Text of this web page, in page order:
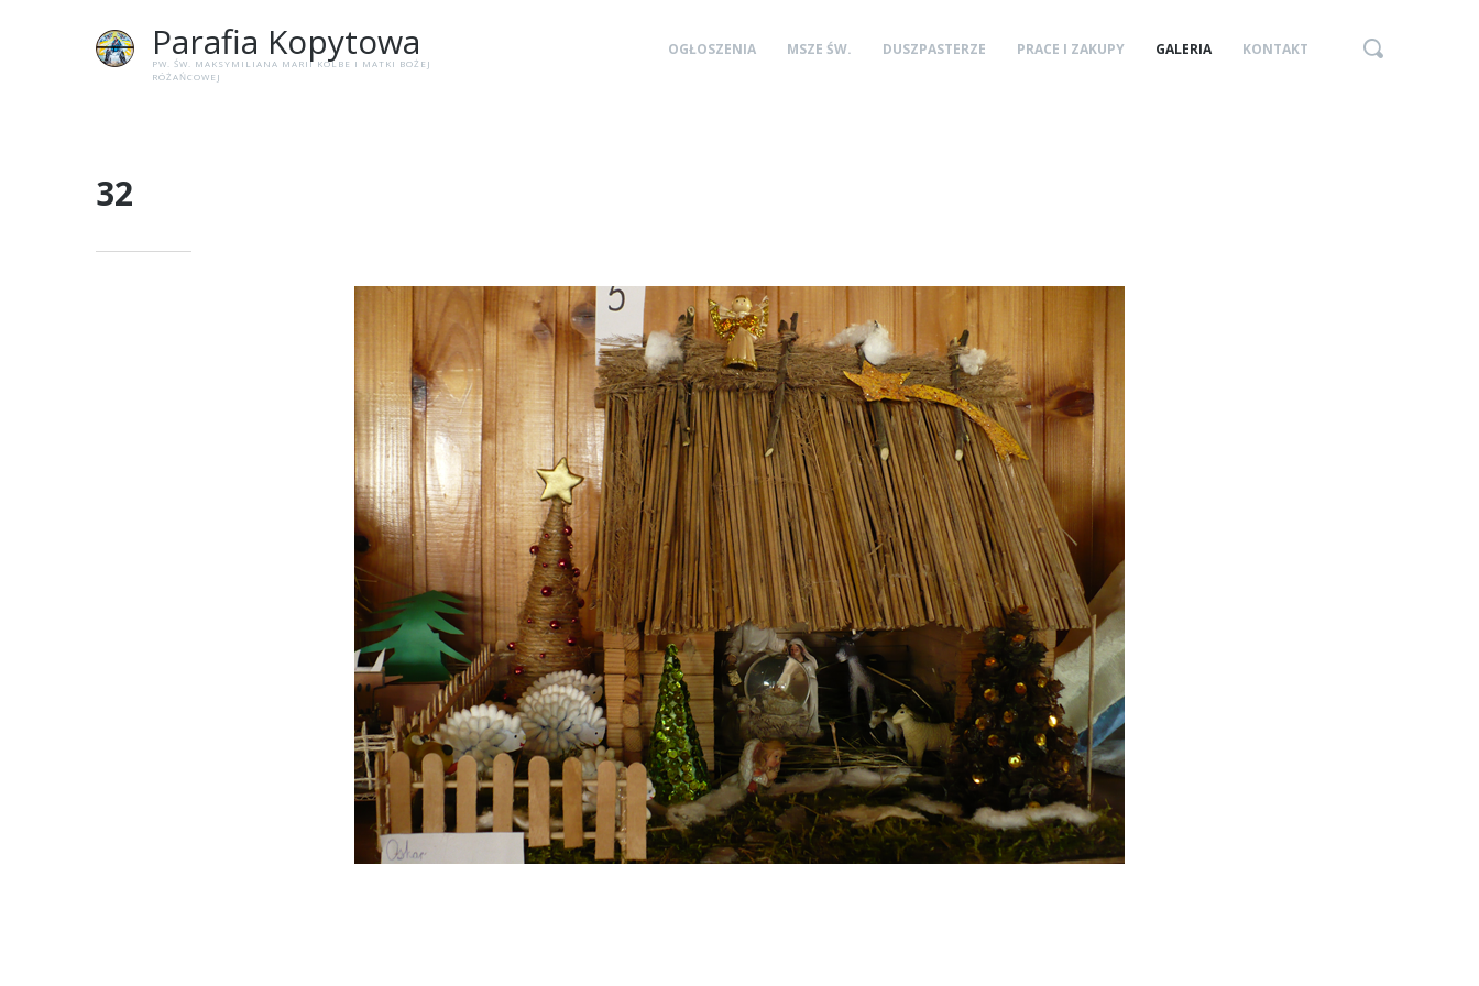
Parafia Kopytowa
PW. ŚW. MAKSYMILIANA MARII KOLBE I MATKI BOŻEJ
RÓŻAŃCOWEJ
OGŁOSZENIA MSZE ŚW. DUSZPASTERZE PRACE I ZAKUPY GALERIA KONTAKT
32